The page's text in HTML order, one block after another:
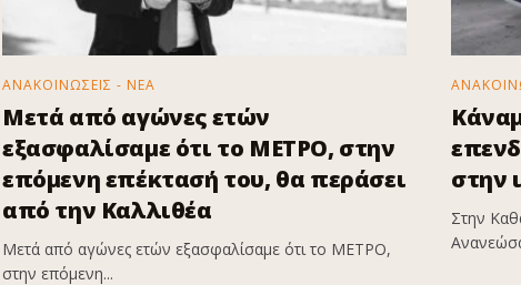
ΑΝΑΚΟΙΝΩΣΕΙΣ - ΝΕΑ
Μετά από αγώνες ετών
εξασφαλίσαμε ότι το ΜΕΤΡΟ, στην
επόμενη επέκτασή του, θα περάσει
από την Καλλιθέα
Μετά από αγώνες ετών εξασφαλίσαμε ότι το ΜΕΤΡΟ,
στην επόμενη...
στην
Στην